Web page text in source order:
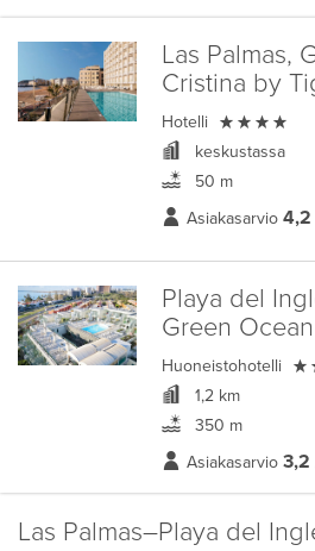
Las Palmas,
Cristina by
Hotelli 
keskustassa
50 m
Asiakasarvio 4,2
Playa del
Green Ocean
Huoneistohotelli
1,2 km
350 m
Asiakasarvio 3,2
Las Palmas–Playa del